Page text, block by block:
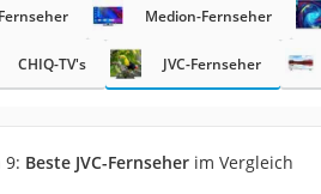
Satellitenschüssel
Gaming-Headset
Ladekabel Typ 2 Schuko
Medion-Fernseher
CHIQ-TV's JVC-Fernseher
9: Beste JVC-Fernseher im Vergleich